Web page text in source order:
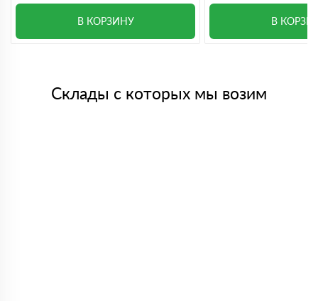
В КОРЗИНУ В
Склады с которых мы возим